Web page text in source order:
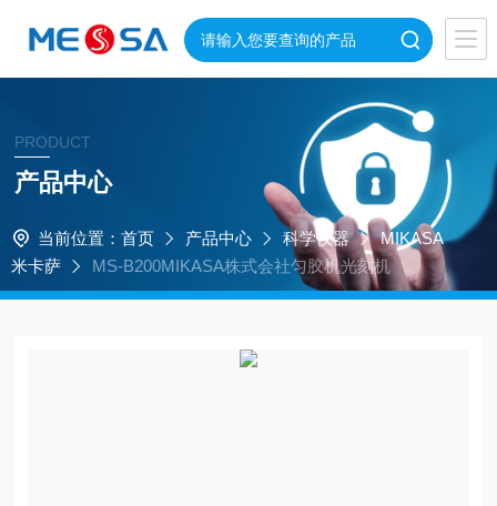
PRODUCT
产品中心
当前位置： 首页 产品中心 科学仪器
MIKASA
米卡萨
MS-B200MIKASA株式会社匀胶机光刻机